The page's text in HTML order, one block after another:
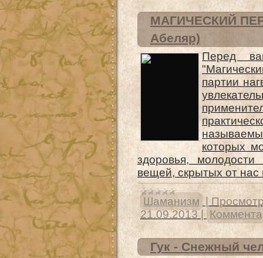
МАГИЧЕСКИЙ
Абеляр)
Перед
партии
которых
здоровья,
вещей, скрытых от
Шаманизм |
21.09.2013 |
Гук - Снежный